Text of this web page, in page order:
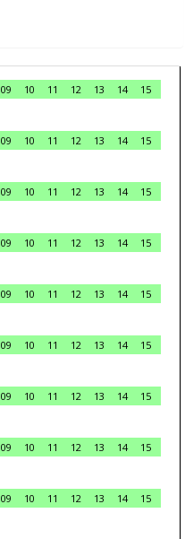
09 10 11 12 13 14
15
09 10 11 12 13 14
15
09 10 11 12 13 14
15
09 10 11 12 13 14
15
09 10 11 12 13 14
15
09 10 11 12 13 14
15
09 10 11 12 13 14
15
09 10 11 12 13 14
15
09 10 11 12 13 14
15